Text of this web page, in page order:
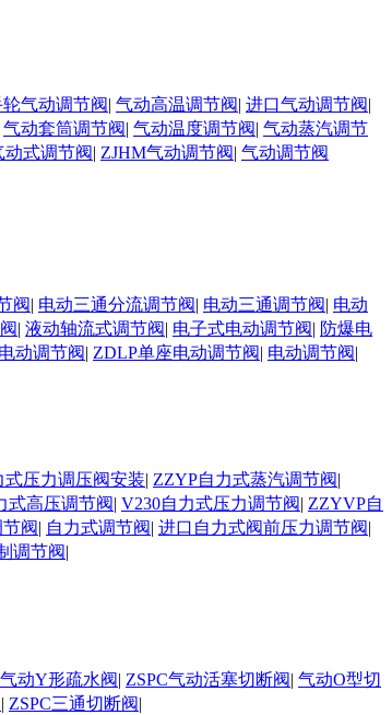
气动调节阀| 气动高温调节阀| 进口气动调节阀|
气动套筒调节阀| 气动温度调节阀| 气动蒸汽调节
动式调节阀| ZJHM气动调节阀| 气动调节阀
阀| 电动三通分流调节阀| 电动三通调节阀| 电动
| 液动轴流式调节阀| 电子式电动调节阀| 防爆电
动调节阀| ZDLP单座电动调节阀| 电动调节阀|
式压力调压阀安装| ZZYP自力式蒸汽调节阀|
式高压调节阀| V230自力式压力调节阀| ZZYVP自
阀| 自力式调节阀| 进口自力式阀前压力调节阀|
调节阀|
动Y形疏水阀| ZSPC气动活塞切断阀| 气动O型切
| ZSPC三通切断阀|